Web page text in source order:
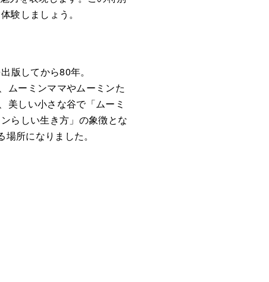
験しましょう。
版してから80年。
ムーミンママやムーミンた
美しい小さな谷で「ムーミ
らしい生き方」の象徴とな
所になりました。